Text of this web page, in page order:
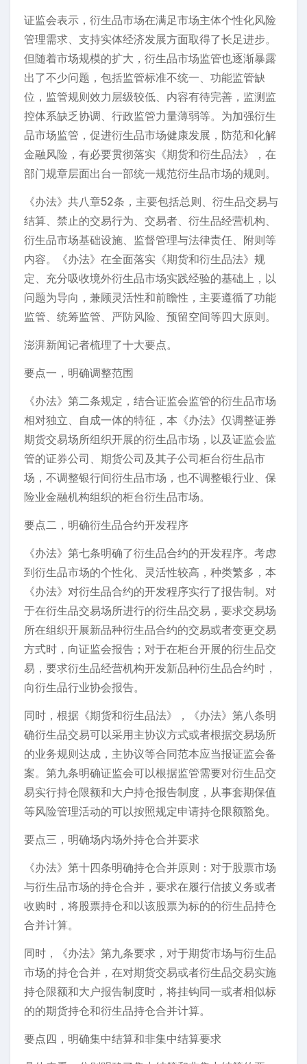
证监会表示，衍生品市场在满足市场主体个性化风险
管理需求、支持实体经济发展方面取得了长足进步。
但随着市场规模的扩大，衍生品市场监管也逐渐暴露
出了不少问题，包括监管标准不统一、功能监管缺
位，监管规则效力层级较低、内容有待完善，监测监
控体系缺乏协调、行政监管力量薄弱等。为加强衍生
品市场监管，促进衍生品市场健康发展，防范和化解
金融风险，有必要贯彻落实《期货和衍生品法》，在
部门规章层面出台一部统一规范衍生品市场的规则。
《办法》共八章52条，主要包括总则、衍生品交易与
结算、禁止的交易行为、交易者、衍生品经营机构、
衍生品市场基础设施、监督管理与法律责任、附则等
内容。《办法》在全面落实《期货和衍生品法》规
定、充分吸收境外衍生品市场实践经验的基础上，以
问题为导向，兼顾灵活性和前瞻性，主要遵循了功能
监管、统筹监管、严防风险、预留空间等四大原则。
澎湃新闻记者梳理了十大要点。
要点一，明确调整范围
《办法》第二条规定，结合证监会监管的衍生品市场
相对独立、自成一体的特征，本《办法》仅调整证券
期货交易场所组织开展的衍生品市场，以及证监会监
管的证券公司、期货公司及其子公司柜台衍生品市
场，不调整银行间衍生品市场，也不调整银行业、保
险业金融机构组织的柜台衍生品市场。
要点二，明确衍生品合约开发程序
《办法》第七条明确了衍生品合约的开发程序。考虑
到衍生品市场的个性化、灵活性较高，种类繁多，本
《办法》对衍生品合约的开发程序实行了报告制。对
于在衍生品交易场所进行的衍生品交易，要求交易场
所在组织开展新品种衍生品合约的交易或者变更交易
方式时，向证监会报告；对于在柜台开展的衍生品交
易，要求衍生品经营机构开发新品种衍生品合约时，
向衍生品行业协会报告。
同时，根据《期货和衍生品法》，《办法》第八条明
确衍生品交易可以采用主协议方式或者根据交易场所
的业务规则达成，主协议等合同范本应当报证监会备
案。第九条明确证监会可以根据监管需要对衍生品交
易实行持仓限额和大户持仓报告制度，从事套期保值
等风险管理活动的可以按照规定申请持仓限额豁免。
要点三，明确场内场外持仓合并要求
《办法》第十四条明确持仓合并原则：对于股票市场
与衍生品市场的持仓合并，要求在履行信披义务或者
收购时，将股票持仓和以该股票为标的的衍生品持仓
合并计算。
同时，《办法》第九条要求，对于期货市场与衍生品
市场的持仓合并，在对期货交易或者衍生品交易实施
持仓限额和大户报告制度时，将挂钩同一或者相似标
的的期货持仓和衍生品持仓合并计算。
要点四，明确集中结算和非集中结算要求